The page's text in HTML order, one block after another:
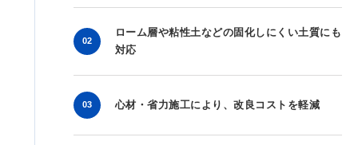
02
ローム層や粘性土などの固化しにくい土質にも
対応
03 心材・省力施工により、改良コストを軽減